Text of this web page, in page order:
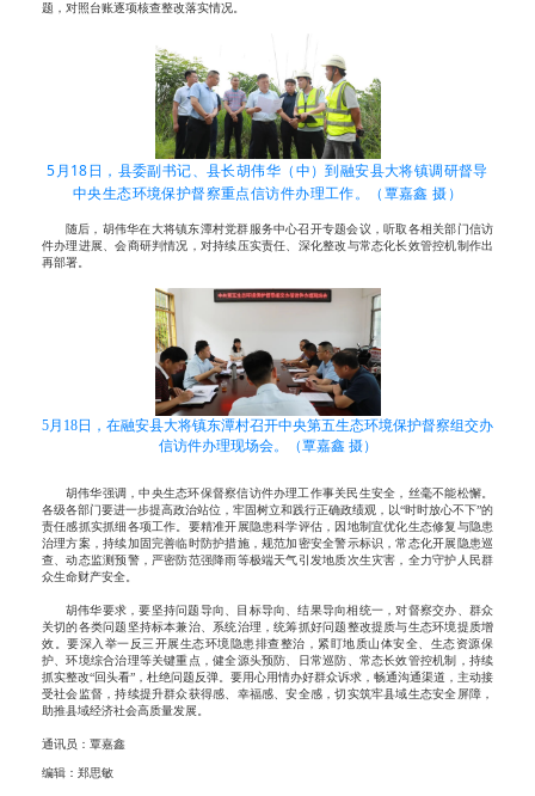
题，对照台账逐项核查整改落实情况。
5月18日，县委副书记、县长胡伟华（中）到融安县大将镇调研督导
中央生态环境保护督察重点信访件办理工作。（覃嘉鑫 摄）
随后，胡伟华在大将镇东潭村党群服务中心召开专题会议，听取各相关部门信访
件办理进展、会商研判情况，对持续压实责任、深化整改与常态化长效管控机制作出
再部署。
5月18日，在融安县大将镇东潭村召开中央第五生态环境保护督察组交办
信访件办理现场会。（覃嘉鑫 摄）
胡伟华强调，中央生态环保督察信访件办理工作事关民生安全，丝毫不能松懈。
各级各部门要进一步提高政治站位，牢固树立和践行正确政绩观，以“时时放心不下”的
责任感抓实抓细各项工作。要精准开展隐患科学评估，因地制宜优化生态修复与隐患
治理方案，持续加固完善临时防护措施，规范加密安全警示标识，常态化开展隐患巡
查、动态监测预警，严密防范强降雨等极端天气引发地质次生灾害，全力守护人民群
众生命财产安全。
胡伟华要求，要坚持问题导向、目标导向、结果导向相统一，对督察交办、群众
关切的各类问题坚持标本兼治、系统治理，统筹抓好问题整改提质与生态环境提质增
效。要深入举一反三开展生态环境隐患排查整治，紧盯地质山体安全、生态资源保
护、环境综合治理等关键重点，健全源头预防、日常巡防、常态长效管控机制，持续
抓实整改“回头看”，杜绝问题反弹。要用心用情办好群众诉求，畅通沟通渠道，主动接
受社会监督，持续提升群众获得感、幸福感、安全感，切实筑牢县域生态安全屏障，
助推县域经济社会高质量发展。
通讯员：覃嘉鑫
编辑：郑思敏